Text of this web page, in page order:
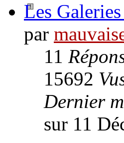
Les
par
11
15692
Dernier
sur 11